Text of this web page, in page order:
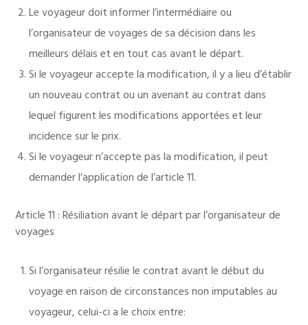
Le voyageur doit informer l’intermédiaire ou
l’organisateur de voyages de sa décision dans les
meilleurs délais et en tout cas avant le départ.
Si le voyageur accepte la modification, il y a lieu d’établir
un nouveau contrat ou un avenant au contrat dans
lequel figurent les modifications apportées et leur
incidence sur le prix.
Si le voyageur n’accepte pas la modification, il peut
demander l’application de l’article 11.
Article 11 : Résiliation avant le départ par l’organisateur de
voyages
Si l’organisateur résilie le contrat avant le début du
voyage en raison de circonstances non imputables au
voyageur, celui-ci a le choix entre: